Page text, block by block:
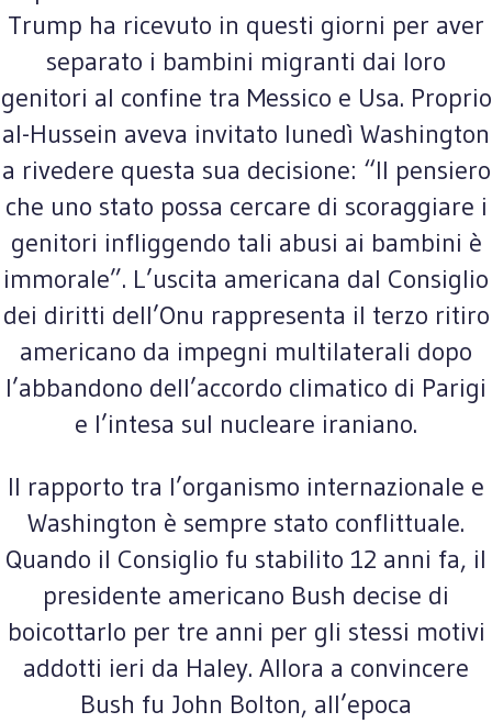
Trump ha ricevuto in questi giorni per aver
separato i bambini migranti dai loro
genitori al confine tra Messico e Usa. Proprio
al-Hussein aveva invitato lunedì Washington
a rivedere questa sua decisione: “Il pensiero
che uno stato possa cercare di scoraggiare i
genitori infliggendo tali abusi ai bambini è
immorale”. L’uscita americana dal Consiglio
dei diritti dell’Onu rappresenta il terzo ritiro
americano da impegni multilaterali dopo
l’abbandono dell’accordo climatico di Parigi
e l’intesa sul nucleare iraniano.
Il rapporto tra l’organismo internazionale e
Washington è sempre stato conflittuale.
Quando il Consiglio fu stabilito 12 anni fa, il
presidente americano Bush decise di
boicottarlo per tre anni per gli stessi motivi
addotti ieri da Haley. Allora a convincere
Bush fu John Bolton, all’epoca